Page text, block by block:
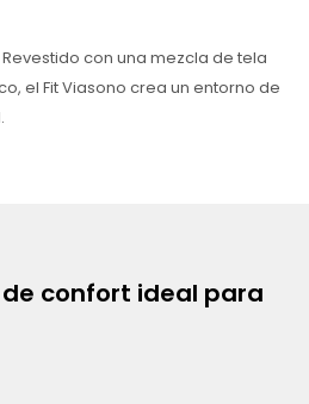
Revestido con una mezcla de tela
el Fit Viasono crea un entorno de
de confort ideal para